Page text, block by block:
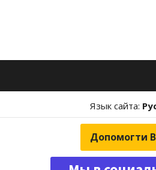
Язык сайта:
Допомогти